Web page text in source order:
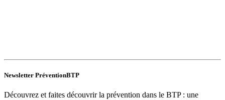
Newsletter PréventionBTP
Découvrez et faites découvrir la prévention dans le BTP : une